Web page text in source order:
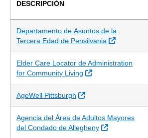
DESCRIPCIÓN
Departamento de Asuntos de la
Tercera Edad de Pensilvania
Sitio
Elder Care Locator de Administration
for Community Living
Sitio Externo
AgeWell Pittsburgh Sitio Externo
Agencia del Área de Adultos Mayores
del Condado de Allegheny
Sitio Externo